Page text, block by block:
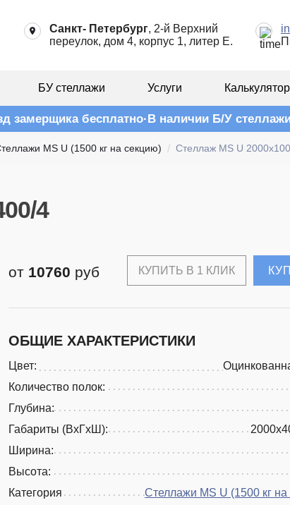
Санкт- Петербург, 2-й Верхний
переулок, дом 4, корпус 1, литер Е.
БУ стеллажи Услуги Калькулятор
замерщика бесплатно В наличии Б/У
MS U (1500 кг на секцию) Стеллаж MS U
4
от 10760 руб КУПИТЬ В 1 КЛИК
ОБЩИЕ ХАРАКТЕРИСТИКИ
Цвет:
Количество полок:
Глубина:
Габариты (ВхГхШ):
Ширина:
Высота:
Категория
Стеллажи MS U (1500 кг